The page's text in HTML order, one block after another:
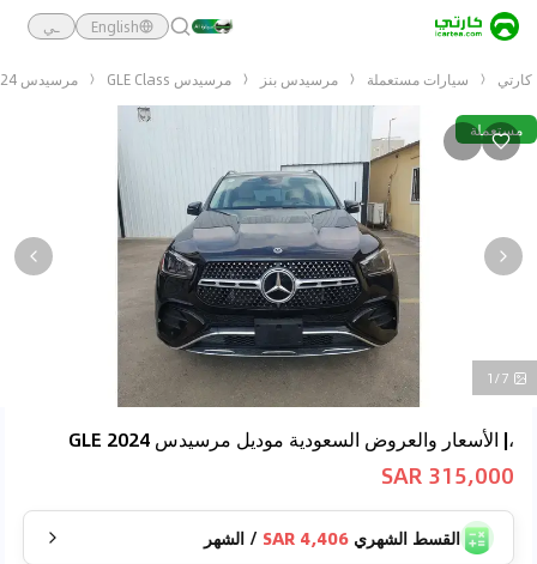
English ـي
كارتي سيارات مستعملة مرسيدس بنز مرسيدس GLE Class مرسيدس GLE 2024
مستعملة
1/7
،| الأسعار والعروض السعودية موديل مرسيدس GLE 2024
315,000 SAR
القسط الشهري 4,406 SAR
/ الشهر